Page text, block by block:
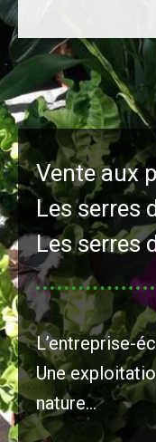
Vente aux
Les serres
Les serres
L’entreprise-
Une
nature…